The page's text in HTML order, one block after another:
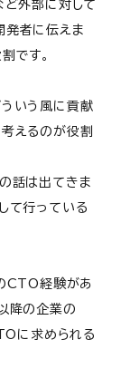
ど外部に対して
発者に伝えま
です。
いう風に貢献
えるのが役割
話は出てきま
て行っている
CTO経験があ
降の企業の
に求められる